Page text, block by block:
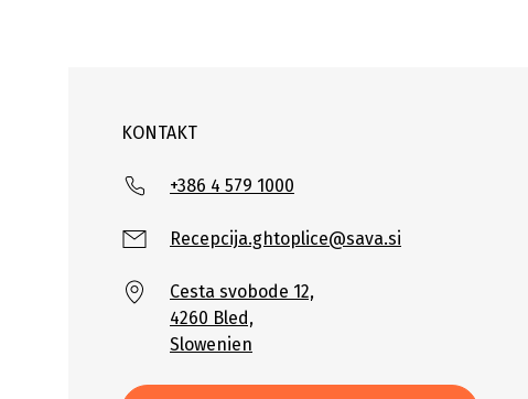
KONTAKT
+386 4 579 1000
Recepcija.ghtoplice@sava.si
Cesta svobode 12,
4260 Bled,
Slowenien